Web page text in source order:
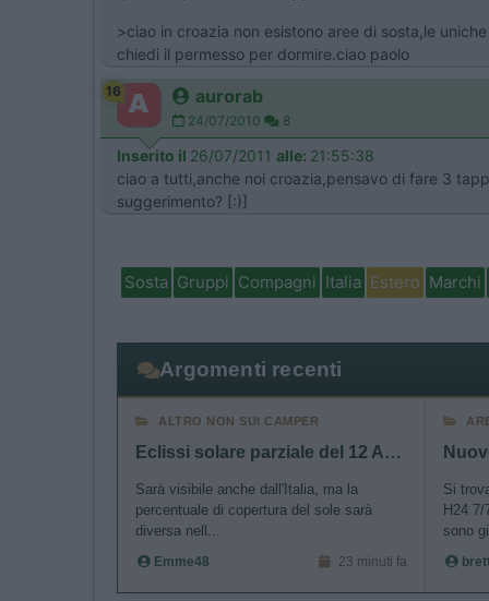
>ciao in croazia non esistono aree di sosta,le
chiedi il permesso per dormire.ciao paolo
16 aurorab
24/07/2010 8
Inserito il 26/07/2011 alle: 21:55:38
ciao a tutti,anche noi croazia,pensavo di fare 3
suggerimento? [:)]
Sosta Gruppi Compagni Italia Estero Marchi
Argomenti recenti
ALTRO NON SUI CAMPER
Eclissi solare parziale del 12 Agosto 2026
Sarà visibile anche dall'Italia, ma la
percentuale di copertura del sole sarà
diversa nell...
Emme48 23 minuti fa
Si
H24
sono